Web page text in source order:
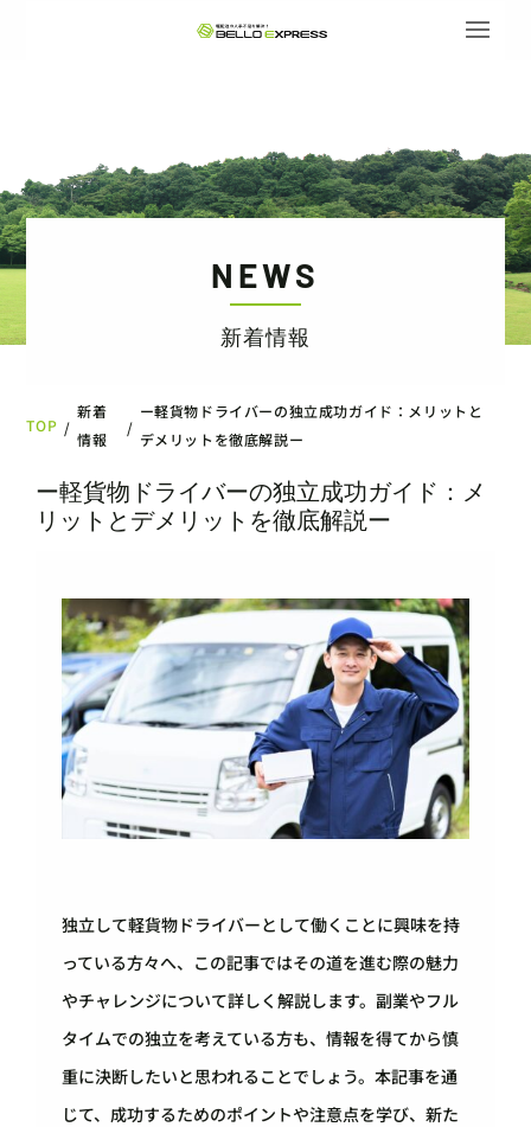
NEWS
新着情報
TOP /
新着
情報
/
ー軽貨物ドライバーの独立成功ガイド：メリットと
デメリットを徹底解説ー
ー軽貨物ドライバーの独立成功ガイド：メ
リットとデメリットを徹底解説ー
独立して軽貨物ドライバーとして働くことに興味を持
っている方々へ、この記事ではその道を進む際の魅力
やチャレンジについて詳しく解説します。副業やフル
タイムでの独立を考えている方も、情報を得てから慎
重に決断したいと思われることでしょう。本記事を通
じて、成功するためのポイントや注意点を学び、新た